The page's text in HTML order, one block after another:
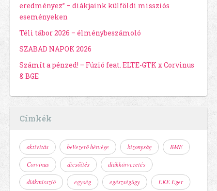
eredményez” – diákjaink külföldi missziós
eseményeken
Téli tábor 2026 – élménybeszámoló
SZABAD NAPOK 2026
Számít a pénzed! – Fúzió feat. ELTE-GTK x Corvinus
& BGE
Címkék
aktivitás beVezető hétvége bizonyság BME
Corvinus dicsőítés diákkörvezetés
diákmisszió egység egészségügy EKE Eger